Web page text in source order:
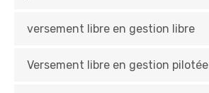
versement libre en gestion libre
Versement libre en gestion pilotée